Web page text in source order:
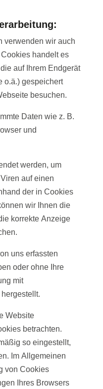
verwenden wir auch
handelt es
auf Ihrem Endgerät
o.ä.) gespeichert
besuchen.
Daten wie z. B.
und
werden, um
auf einen
der in Cookies
wir Ihnen die
korrekte Anzeige
uns erfassten
oder ohne Ihre
mit
Website
betrachten.
so eingestellt,
Im Allgemeinen
von Cookies
Ihres Browsers